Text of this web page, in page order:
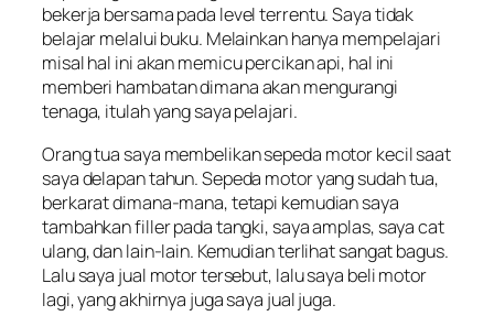
bekerja bersama pada level terrentu. Saya tidak
belajar melalui buku. Melainkan hanya mempelajari
misal hal ini akan memicu percikan api, hal ini
memberi hambatan dimana akan mengurangi
tenaga, itulah yang saya pelajari.
Orang tua saya membelikan sepeda motor kecil saat
saya delapan tahun. Sepeda motor yang sudah tua,
berkarat dimana-mana, tetapi kemudian saya
tambahkan filler pada tangki, saya amplas, saya cat
ulang, dan lain-lain. Kemudian terlihat sangat bagus.
Lalu saya jual motor tersebut, lalu saya beli motor
lagi, yang akhirnya juga saya jual juga.